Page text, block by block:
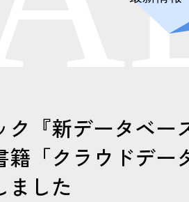
ク『新データベー
「クラウドデー
ました